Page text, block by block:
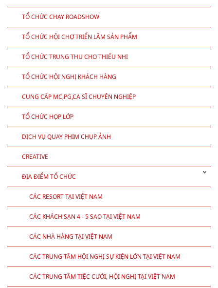
TỔ CHỨC LỄ MỞ BÁN
TỔ CHỨC CHẠY ROADSHOW
TỔ CHỨC HỘI CHỢ TRIỂN LÃM SẢN PHẨM
TỔ CHỨC TRUNG THU CHO THIẾU NHI
TỔ CHỨC HỘI NGHỊ KHÁCH HÀNG
CUNG CẤP MC,PG,CA SĨ CHUYÊN NGHIỆP
TỔ CHỨC HỌP LỚP
DỊCH VỤ QUAY PHIM CHỤP ẢNH
CREATIVE
ĐỊA ĐIỂM TỔ CHỨC
CÁC RESORT TẠI VIỆT NAM
CÁC KHÁCH SẠN 4 - 5 SAO TẠI VIỆT NAM
CÁC NHÀ HÀNG TẠI VIỆT NAM
CÁC TRUNG TÂM HỘI NGHỊ SỰ KIỆN LỚN TẠI VIỆT NAM
CÁC TRUNG TÂM TIỆC CƯỚI, HỘI NGHỊ TẠI VIỆT NAM